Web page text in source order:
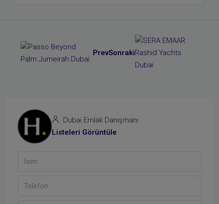
PrevSonraki
Dubai Emlak Danışmanı
Listeleri Görüntüle